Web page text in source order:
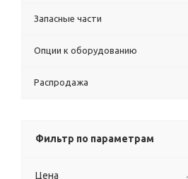
Запасные части
Опции к оборудованию
Распродажа
Фильтр по параметрам
Цена